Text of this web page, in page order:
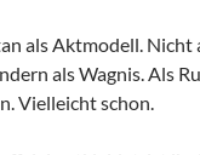
als Aktmodell. Nicht
als Wagnis. Als
Vielleicht schon.